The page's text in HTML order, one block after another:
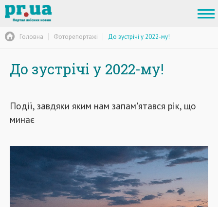
Головна Фоторепортажі До зустрічі у 2022-му!
До зустрічі у 2022-му!
Події, завдяки яким нам запам'ятався рік, що
минає